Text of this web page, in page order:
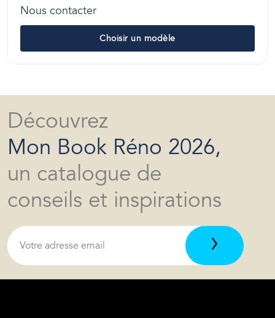
Nous contacter
Choisir un modèle
Découvrez
Mon Book Réno 2026,
un catalogue de
conseils et inspirations